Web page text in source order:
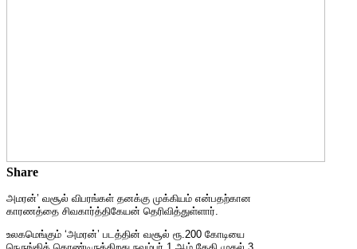
Share
அமரன்’ வசூல் விபரங்கள் தனக்கு முக்கியம் என்பதற்கான
காரணத்தை சிவகார்த்திகேயன் தெரிவித்துள்ளார்.
உலகமெங்கும் ‘அமரன்’ படத்தின் வசூல் ரூ.200 கோடியை